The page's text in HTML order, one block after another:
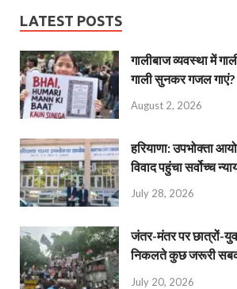
LATEST POSTS
गालीबाज व्‍यवस्‍था में
गाली सुनकर गजल गाएं?
August 2, 2026
हरियाणा: उपभोक्ता
विवाद पहुंचा सर्वोच्च
July 28, 2026
जंतर-मंतर पर छात्रों-
निकलते कुछ जरूरी
July 20, 2026